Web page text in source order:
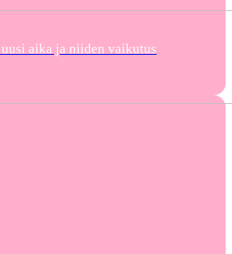
aika ja niiden vaikutus